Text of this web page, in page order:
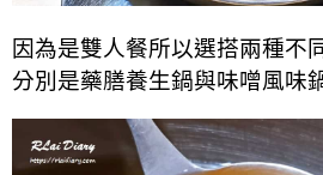
因為是雙人餐所以選搭兩種不
分別是藥膳養生鍋與味噌風味